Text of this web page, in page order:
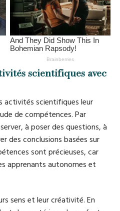
scientifiques avec
activités scientifiques leur
de compétences. Par
à poser des questions, à
des conclusions basées sur
sont précieuses, car
apprenants autonomes et
sens et leur créativité. En